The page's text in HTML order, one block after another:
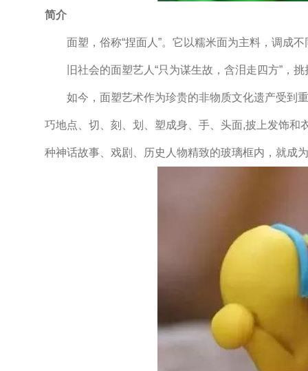
简介
面塑，俗称“捏面人”。它以糯米面为主料，调成不
旧社会的面塑艺人“只为谋生故，含泪走四方”，挑
如今，面塑艺术作为珍贵的非物质文化遗产受到重
巧地点、切、刻、划、塑成身、手、头面,披上发饰
种神话故事、戏剧、历史人物精致的玻璃框内，就成